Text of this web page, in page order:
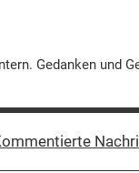
Gedanken und